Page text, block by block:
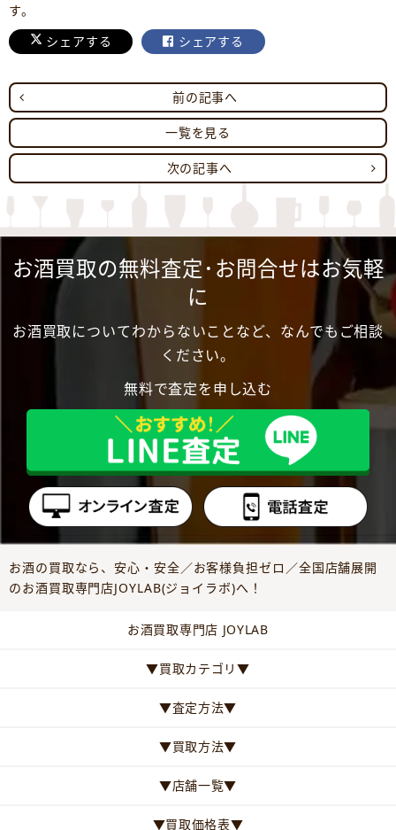
す。
シェアする
シェアする
前の記事へ
一覧を見る
次の記事へ
お酒買取の無料査定･お問合せはお気軽
に
お酒買取についてわからないことなど、なんでもご相談
ください。
無料で査定を申し込む
お酒の買取なら、安心・安全／お客様負担ゼロ／全国店舗展開
のお酒買取専門店JOYLAB(ジョイラボ)へ！
お酒買取専門店 JOYLAB
▼買取カテゴリ▼
▼査定方法▼
▼買取方法▼
▼店舗一覧▼
▼買取価格表▼